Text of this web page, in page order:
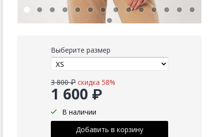
Выберите размер
1 600 ₽
3 800 ₽ скидка 58%
В наличии